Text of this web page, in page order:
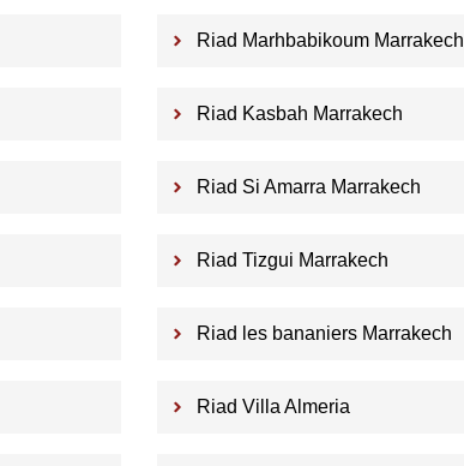
Riad Marhbabikoum Marrakech
Riad Kasbah Marrakech
Riad Si Amarra Marrakech
Riad Tizgui Marrakech
Riad les bananiers Marrakech
Riad Villa Almeria